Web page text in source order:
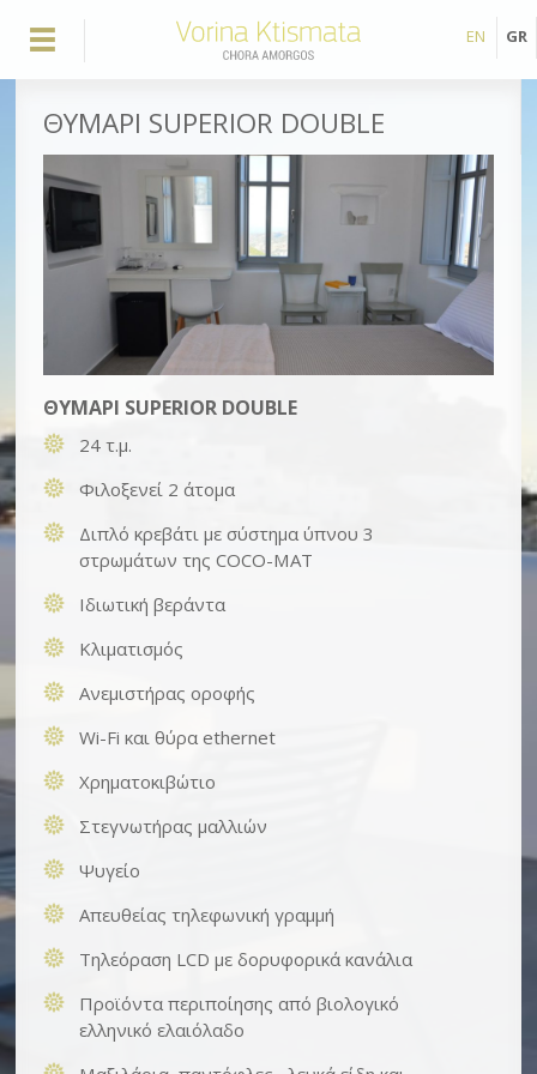
EN GR
ΘΥΜΑΡΙ SUPERIOR DOUBLE
ΘΥΜΑΡΙ SUPERIOR DOUBLE
24 τ.μ.
Φιλοξενεί 2 άτομα
Διπλό κρεβάτι με σύστημα ύπνου 3
στρωμάτων της COCO-MAT
Ιδιωτική βεράντα
Κλιματισμός
Ανεμιστήρας οροφής
Wi-Fi και θύρα ethernet
Χρηματοκιβώτιο
Στεγνωτήρας μαλλιών
Ψυγείο
Απευθείας τηλεφωνική γραμμή
Τηλεόραση LCD με δορυφορικά κανάλια
Προϊόντα περιποίησης από βιολογικό
ελληνικό ελαιόλαδο